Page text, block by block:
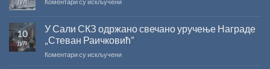
капиталних
на
српском
језику
ЖИЧКЕ
2026.
ГОДИНУ
СНИЖЕЊЕ
10
јул
У Сали СКЗ одржано свечано уручење Награде
„Стеван Раичковић”
Коментари су искљученина